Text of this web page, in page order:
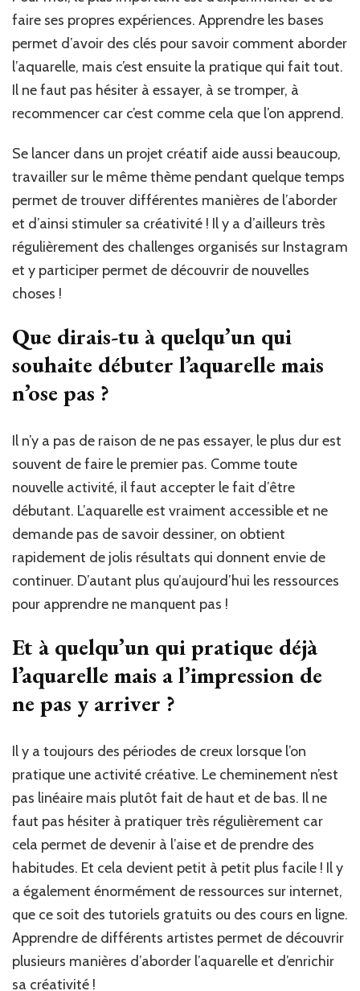
faire ses propres expériences. Apprendre les bases
permet d’avoir des clés pour savoir comment aborder
l’aquarelle, mais c’est ensuite la pratique qui fait tout.
Il ne faut pas hésiter à essayer, à se tromper, à
recommencer car c’est comme cela que l’on apprend.
Se lancer dans un projet créatif aide aussi beaucoup,
travailler sur le même thème pendant quelque temps
permet de trouver différentes manières de l’aborder
et d’ainsi stimuler sa créativité ! Il y a d’ailleurs très
régulièrement des challenges organisés sur Instagram
et y participer permet de découvrir de nouvelles
choses !
Que dirais-tu à quelqu’un qui
souhaite débuter l’aquarelle mais
n’ose pas ?
Il n’y a pas de raison de ne pas essayer, le plus dur est
souvent de faire le premier pas. Comme toute
nouvelle activité, il faut accepter le fait d’être
débutant. L’aquarelle est vraiment accessible et ne
demande pas de savoir dessiner, on obtient
rapidement de jolis résultats qui donnent envie de
continuer. D’autant plus qu’aujourd’hui les ressources
pour apprendre ne manquent pas !
Et à quelqu’un qui pratique déjà
l’aquarelle mais a l’impression de
ne pas y arriver ?
Il y a toujours des périodes de creux lorsque l’on
pratique une activité créative. Le cheminement n’est
pas linéaire mais plutôt fait de haut et de bas. Il ne
faut pas hésiter à pratiquer très régulièrement car
cela permet de devenir à l’aise et de prendre des
habitudes. Et cela devient petit à petit plus facile ! Il y
a également énormément de ressources sur internet,
que ce soit des tutoriels gratuits ou des cours en ligne.
Apprendre de différents artistes permet de découvrir
plusieurs manières d’aborder l’aquarelle et d’enrichir
sa créativité !